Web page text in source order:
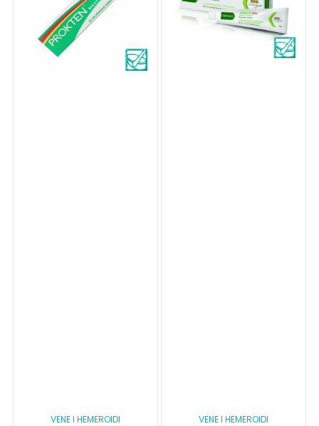
VENE I HEMEROIDI VENE I HEMEROIDI